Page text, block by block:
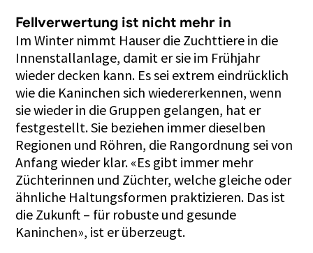
Fellverwertung ist nicht mehr in
Im Winter nimmt Hauser die Zuchttiere in die
Innenstallanlage, damit er sie im Frühjahr
wieder decken kann. Es sei extrem eindrücklich
wie die Kaninchen sich wiedererkennen, wenn
sie wieder in die Gruppen gelangen, hat er
festgestellt. Sie beziehen immer dieselben
Regionen und Röhren, die Rangordnung sei von
Anfang wieder klar. «Es gibt immer mehr
Züchterinnen und Züchter, welche gleiche oder
ähnliche Haltungsformen praktizieren. Das ist
die Zukunft – für robuste und gesunde
Kaninchen», ist er überzeugt.